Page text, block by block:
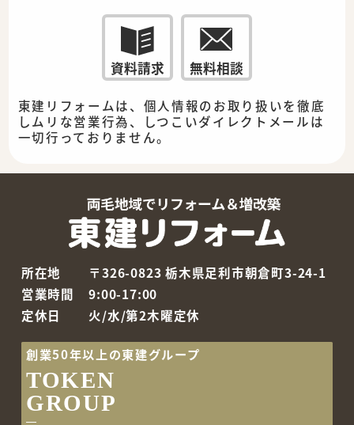
資料請求 無料相談
東建リフォームは、個人情報のお取り扱いを徹底
しムリな営業行為、しつこいダイレクトメールは
一切行っておりません。
所在地
〒326-0823 栃木県足利市朝倉町3-24-1
営業時間
9:00-17:00
定休日
火/水/第2木曜定休
創業50年以上の東建グループ
TOKEN
GROUP